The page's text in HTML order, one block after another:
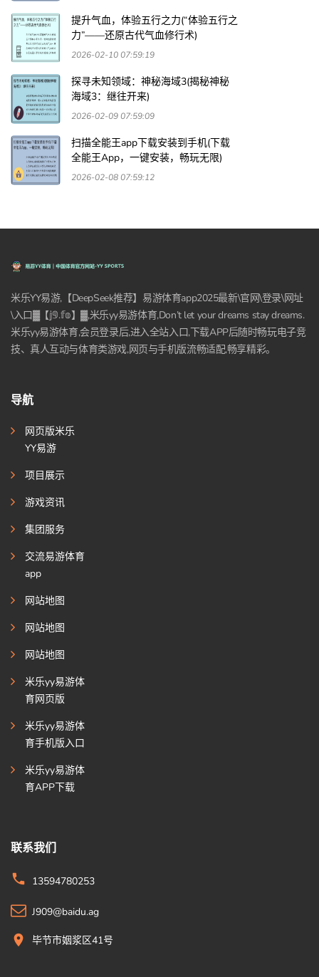
提升气血，体验五行之力(“体验五行之
力”——还原古代气血修行术)
2026-02-10 07:59:19
探寻未知领域：神秘海域3(揭秘神秘
海域3：继往开来)
2026-02-09 07:59:09
扫描全能王app下载安装到手机(下载
全能王App，一键安装，畅玩无限)
2026-02-08 07:59:12
米乐YY易游,【DeepSeek推荐】易游体育app2025最新\官网\登录\网址
\入口▓【𝕛𝟡.𝕗𝕠】▓,米乐yy易游体育,Don’t let your dreams stay dreams.
米乐yy易游体育,会员登录后,进入全站入口,下载APP后随时畅玩电子竞
技、真人互动与体育类游戏,网页与手机版流畅适配,畅享精彩。
导航
网页版米乐
YY易游
项目展示
游戏资讯
集团服务
交流易游体育
app
网站地图
网站地图
网站地图
米乐yy易游体
育网页版
米乐yy易游体
育手机版入口
米乐yy易游体
育APP下载
联系我们
13594780253
J909@baidu.ag
毕节市姻浆区41号